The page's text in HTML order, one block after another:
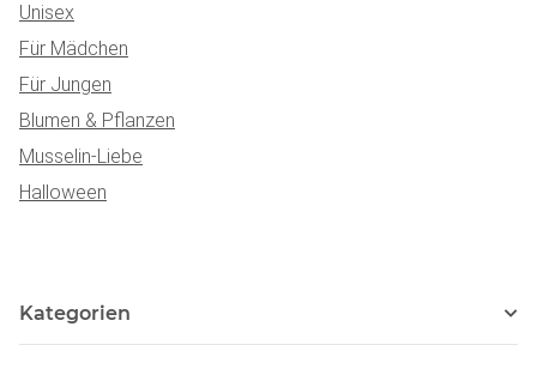
Unisex
Für Mädchen
Für Jungen
Blumen & Pflanzen
Musselin-Liebe
Halloween
Kategorien